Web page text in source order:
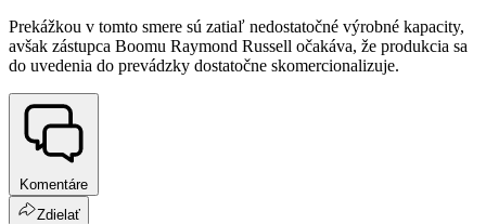
Prekážkou v tomto smere sú zatiaľ nedostatočné výrobné kapacity,
avšak zástupca Boomu Raymond Russell očakáva, že produkcia sa
do uvedenia do prevádzky dostatočne skomercionalizuje.
Komentáre
Zdielať